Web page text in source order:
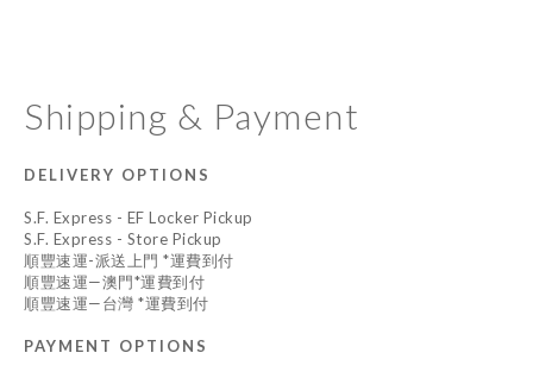
Shipping & Payment
DELIVERY OPTIONS
S.F. Express - EF Locker Pickup
S.F. Express - Store Pickup
順豐速運-派送上門 *運費到付
順豐速運—澳門*運費到付
順豐速運—台灣 *運費到付
PAYMENT OPTIONS